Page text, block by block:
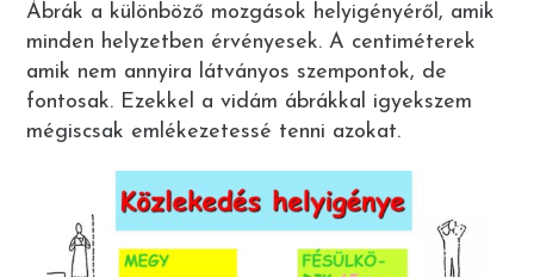
Ábrák a különböző mozgások helyigényéről, amik
minden helyzetben érvényesek. A centiméterek
amik nem annyira látványos szempontok, de
fontosak. Ezekkel a vidám ábrákkal igyekszem
mégiscsak emlékezetessé tenni azokat.